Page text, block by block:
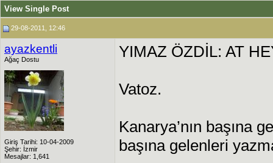
View Single Post
29-08-2011, 12:46
ayazkentli
Ağaç Dostu
Giriş Tarihi: 10-04-2009
Şehir: İzmir
Mesajlar: 1,641
YIMAZ ÖZDİL: AT
Vatoz.
Kanarya’nın başına
başına gelenleri